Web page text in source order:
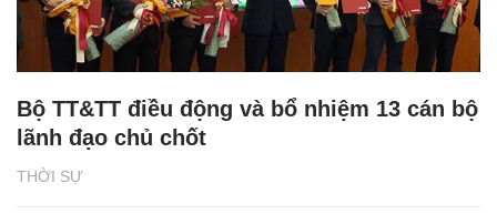
THỜI SỰ
Bộ TT&TT điều động và bổ nhiệm 13 cán bộ
lãnh đạo chủ chốt